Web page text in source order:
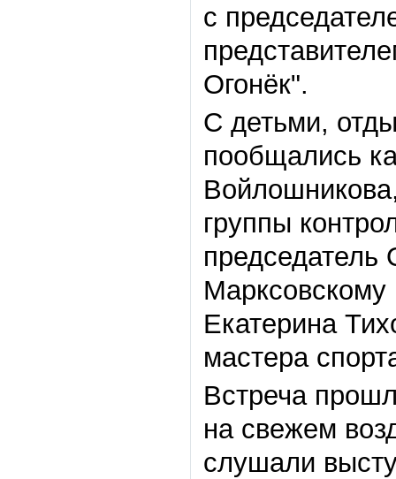
с
Огонёк".
С детьми,
пообщались
группы
Екатерина
мастера
Встреча
на свежем
слушали